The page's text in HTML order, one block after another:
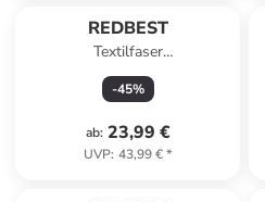
REDBEST
Textilfaser
Seitenschläferkissen in weiß
-45%
ab: 23,99 €
UVP: 43,99 €*